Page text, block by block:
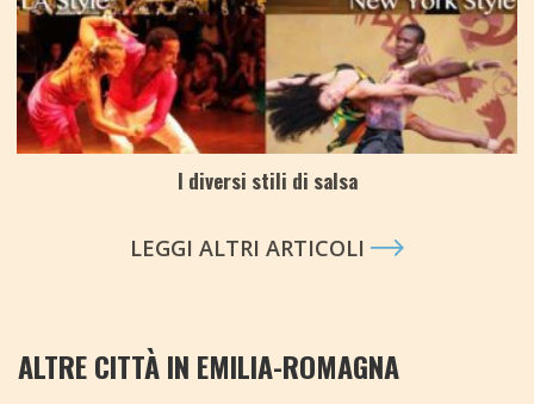
I diversi stili di salsa
LEGGI ALTRI ARTICOLI
ALTRE CITTÀ IN EMILIA-ROMAGNA